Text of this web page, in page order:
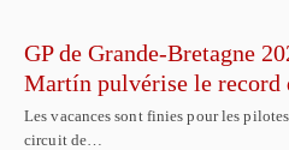
GP de Grande-Bretagne
Martín pulvérise le record
Les vacances sont finies pour les
circuit de…